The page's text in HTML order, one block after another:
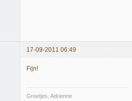
17-09-2011 06:49
Fijn!
Groetjes, Adrienne